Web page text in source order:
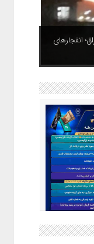
انفجارهای
خرید ارز
بله